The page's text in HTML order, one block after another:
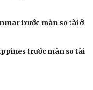
đẹp
trước màn so tài ở
trước màn so tài